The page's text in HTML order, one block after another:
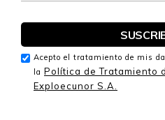
Acepto el tratamiento de mis
la Política de Tratamiento
Exploecunor S.A.